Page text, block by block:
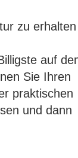
zu erhalten
auf
Sie Ihren
praktischen
und dann